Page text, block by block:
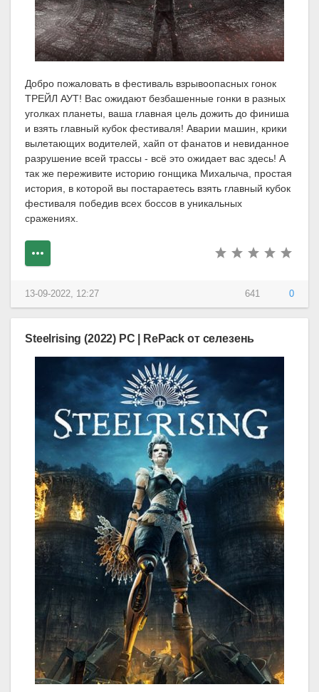
Добро пожаловать в фестиваль взрывоопасных гонок
ТРЕЙЛ АУТ! Вас ожидают безбашенные гонки в разных
уголках планеты, ваша главная цель дожить до финиша
и взять главный кубок фестиваля! Аварии машин, крики
вылетающих водителей, хайп от фанатов и невиданное
разрушение всей трассы - всё это ожидает вас здесь! А
так же переживите историю гонщика Михалыча, простая
история, в которой вы постараетесь взять главный кубок
фестиваля победив всех боссов в уникальных
сражениях.
641 0
13-09-2022, 12:27
Steelrising (2022) PC | RePack от селезень